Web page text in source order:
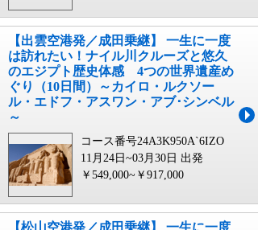
【出雲空港発／成田乗継】 一生に一度
は訪れたい！ナイル川クルーズと悠久
のエジプト歴史体感 4つの世界遺産め
ぐり（10日間）～カイロ・ルクソー
ル・エドフ・アスワン・アブ･シンベル
～
コース番号24A3K950A`6IZO
11月24日~03月30日 出発
￥549,000~￥917,000
【松山空港発／成田乗継】 一生に一度